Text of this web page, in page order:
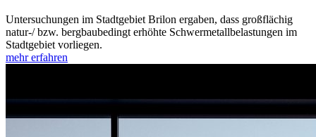
Untersuchungen im Stadtgebiet Brilon ergaben, dass großflächig
natur-/ bzw. bergbaubedingt erhöhte Schwermetallbelastungen im
Stadtgebiet vorliegen.
mehr erfahren